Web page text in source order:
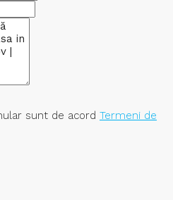
sunt de acord Termeni de